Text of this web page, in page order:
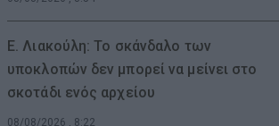
Ε. Λιακούλη: Το σκάνδαλο των
υποκλοπών δεν μπορεί να μείνει στο
σκοτάδι ενός αρχείου
08/08/2026 , 8:22